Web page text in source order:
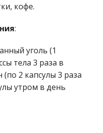
кофе.
:
уголь (1
тела 3 раза в
(по 2 капсулы 3 раза
утром в день